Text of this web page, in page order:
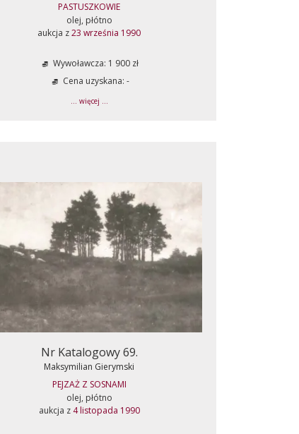
PASTUSZKOWIE
olej, płótno
aukcja z23 września 1990
Wywoławcza: 1 900 zł
Cena uzyskana: -
... więcej ...
Nr Katalogowy 69.
Maksymilian Gierymski
PEJZAŻ Z SOSNAMI
olej, płótno
aukcja z 4 listopada 1990